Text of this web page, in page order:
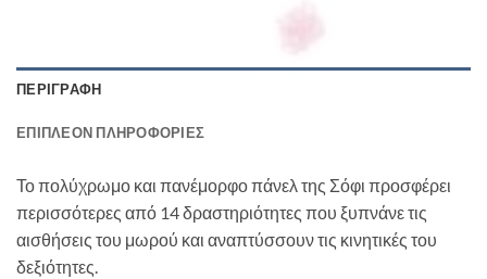
ΠΕΡΙΓΡΑΦΉ
ΕΠΙΠΛΈΟΝ ΠΛΗΡΟΦΟΡΊΕΣ
Το πολύχρωμο και πανέμορφο πάνελ της Σόφι προσφέρει
περισσότερες από 14 δραστηριότητες που ξυπνάνε τις
αισθήσεις του μωρού και αναπτύσσουν τις κινητικές του
δεξιότητες.